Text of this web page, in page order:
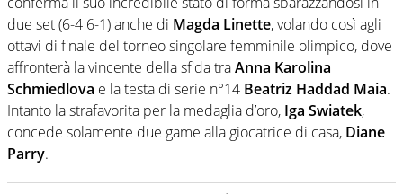
sono opinioni ma fatti
due set (6-4 6-1) anche di Magda Linette, volando così agli
ottavi di finale del torneo singolare femminile olimpico, dove
affronterà la vincente della sfida traAnna Karolina
Schmiedlova e la testa di serie n°14 Beatriz Haddad Maia.
Intanto la strafavorita per la medaglia d’oro, Iga Swiatek,
concede solamente due game alla giocatrice di casa, Diane
Parry.